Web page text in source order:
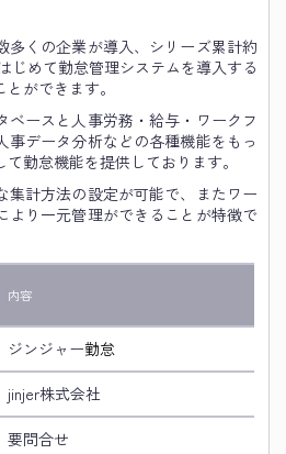
多くの企業が導入、シリーズ累計約
じめて勤怠管理システムを導入する
ができます。
ベースと人事労務・給与・ワークフ
事データ分析などの各種機能をもっ
勤怠機能を提供しております。
集計方法の設定が可能で、またワー
より一元管理ができることが特徴で
内容
ジンジャー勤怠
jinjer株式会社
要問合せ